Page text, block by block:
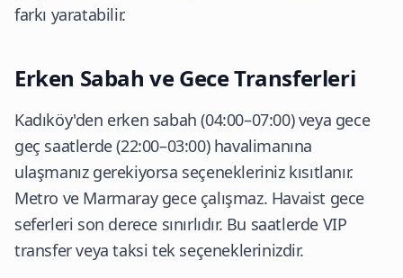
farkı yaratabilir.
Erken Sabah ve Gece Transferleri
Kadıköy'den erken sabah (04:00–07:00) veya gece
geç saatlerde (22:00–03:00) havalimanına
ulaşmanız gerekiyorsa seçenekleriniz kısıtlanır.
Metro ve Marmaray gece çalışmaz. Havaist gece
seferleri son derece sınırlıdır. Bu saatlerde VIP
transfer veya taksi tek seçeneklerinizdir.